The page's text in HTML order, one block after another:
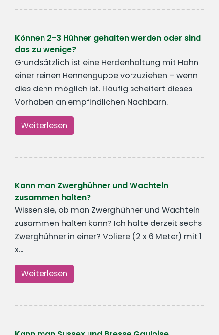
Können 2-3 Hühner gehalten werden oder sind
das zu wenige?
Grundsätzlich ist eine Herdenhaltung mit Hahn
einer reinen Hennenguppe vorzuziehen – wenn
dies denn möglich ist. Häufig scheitert dieses
Vorhaben an empfindlichen Nachbarn.
Weiterlesen
Kann man Zwerghühner und Wachteln
zusammen halten?
Wissen sie, ob man Zwerghühner und Wachteln
zusammen halten kann? Ich halte derzeit sechs
Zwerghühner in einer? Voliere (2 x 6 Meter) mit 1
x…
Weiterlesen